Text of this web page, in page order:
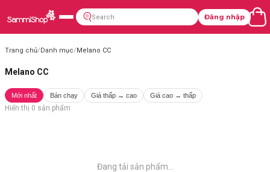
Đăng nhập
Trang chủ/Danh mục/Melano CC
Melano CC
Mới nhất Bán chạy Giá thấp → cao Giá cao → thấp
Hiển thị 0 sản phẩm
Đang tải sản phẩm...